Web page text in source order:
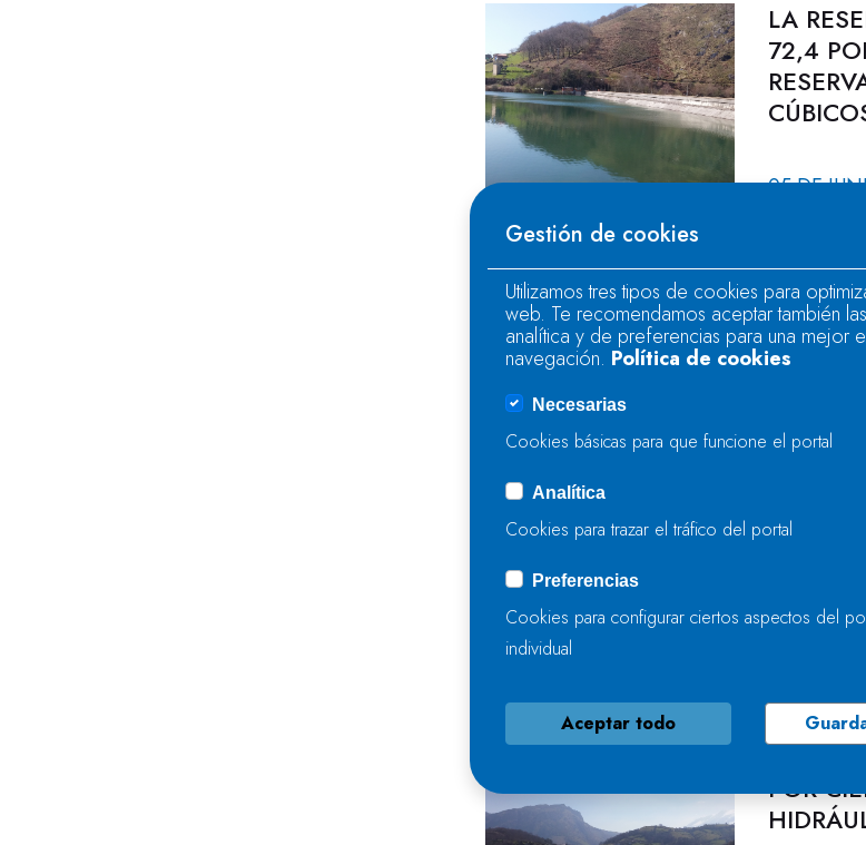
LA
72,4
05 DE
LA
71,8
CÚBICOS
29 DE
LA
71,8
LA
POR
Gestión de cookies
Utilizamos tres tipos de cookies para
web. Te recomendamos aceptar también
analítica y de preferencias para una mejor
navegación. Política de cookies
Necesarias
Cookies básicas para que funcione el portal
Analítica
Cookies para trazar el tráfico del portal
Preferencias
Cookies para configurar ciertos aspectos del
individual
Aceptar todo